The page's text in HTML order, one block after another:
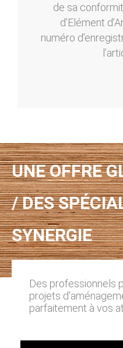
de sa
d’Elément
numéro
UNE OFFRE
/ DES
SYNERGIE
Des professionnels
projets
parfaitement à vos